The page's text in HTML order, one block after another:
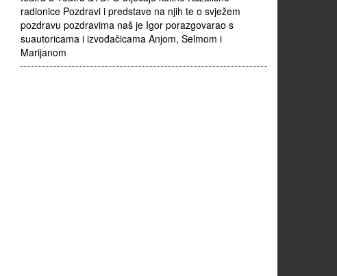
radionice Pozdravi i predstave na njih te o svježem
pozdravu pozdravima naš je Igor porazgovarao s
suautoricama i izvođačicama Anjom, Selmom i
Marijanom